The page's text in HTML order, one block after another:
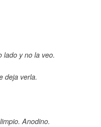
y no la veo.
deja verla.
Anodino.